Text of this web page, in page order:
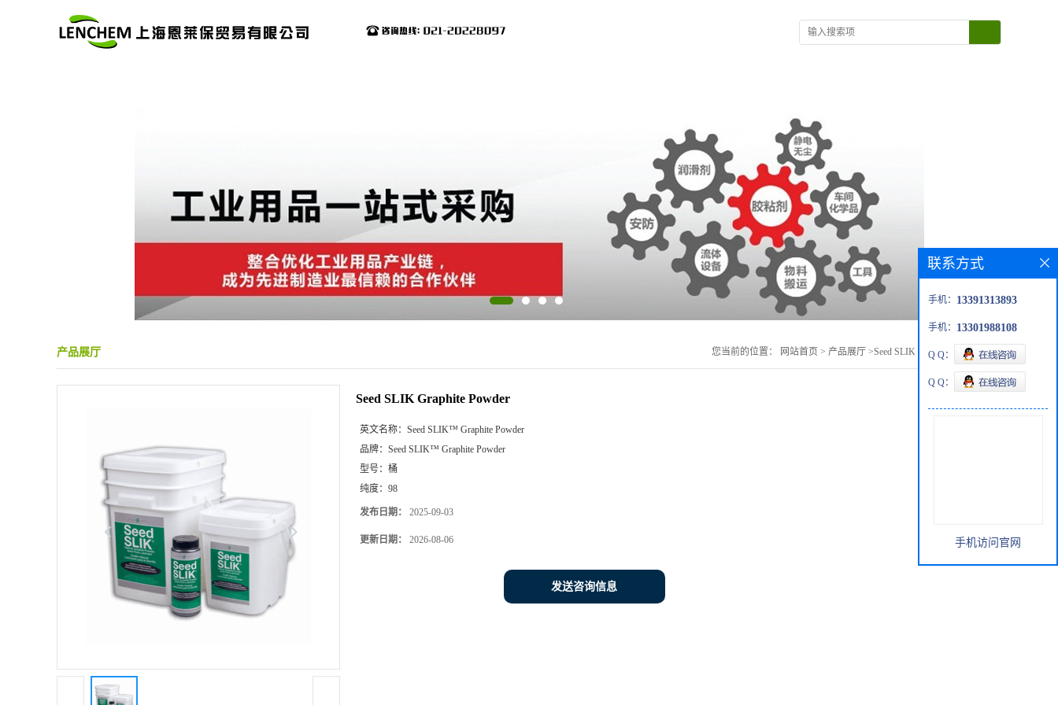
产品展厅 您当前的位置： 网站首页 > 产品展厅 >Seed SLIK Graphite Powder
Seed SLIK Graphite Powder
英文名称： Seed SLIK™ Graphite Powder
品牌： Seed SLIK™ Graphite Powder
型号： 桶
纯度： 98
发布日期： 2025-09-03
更新日期： 2026-08-06
发送咨询信息
联系方式
手机： 13391313893
手机： 13301988108
Q Q：
Q Q：
手机访问官网